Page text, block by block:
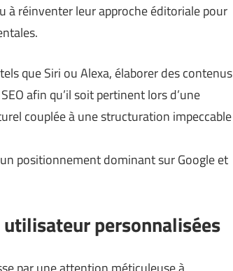
à réinventer leur approche éditoriale pour
que Siri ou Alexa, élaborer des contenus
afin qu’il soit pertinent lors d’une
couplée à une structuration impeccable
positionnement dominant sur Google et
utilisateur personnalisées